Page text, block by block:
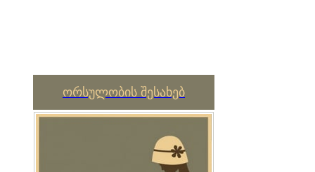
ორსულობის შესახებ